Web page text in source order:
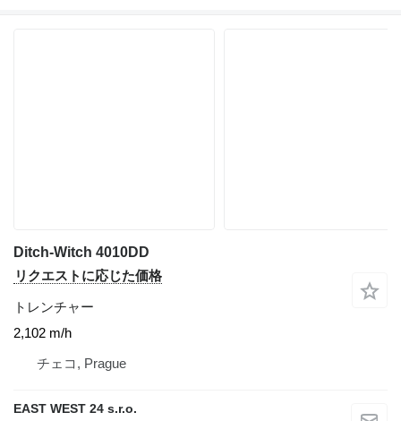
Ditch-Witch 4010DD
リクエストに応じた価格
トレンチャー
2,102 m/h
チェコ, Prague
EAST WEST 24 s.r.o.